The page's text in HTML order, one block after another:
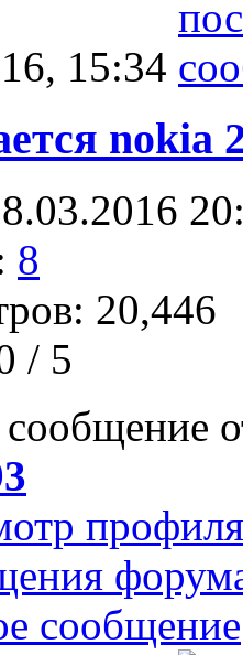
15:34
nokia
8
20,446
/ 5
профиля
сообщение